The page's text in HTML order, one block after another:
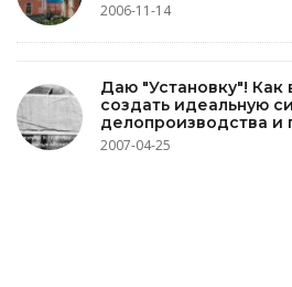
2006-11-14
Даю "Установку"! Как
создать идеальную
делопроизводства и
2007-04-25